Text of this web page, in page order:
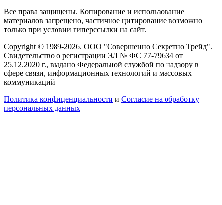
Все права защищены. Копирование и использование
материалов запрещено, частичное цитирование возможно
только при условии гиперссылки на сайт.
Copyright © 1989-2026. ООО "Совершенно Секретно Трейд".
Свидетельство о регистрации ЭЛ № ФС 77-79634 от
25.12.2020 г., выдано Федеральной службой по надзору в
сфере связи, информационных технологий и массовых
коммуникаций.
Политика конфиценциальности и Согласие на обработку
персональных данных